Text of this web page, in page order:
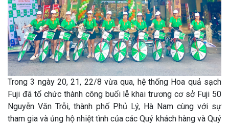
Trong 3 ngày 20, 21, 22/8 vừa qua, hệ thống Hoa quả sạch
Fuji đã tổ chức thành công buổi lễ khai trương cơ sở Fuji 50
Nguyễn Văn Trỗi, thành phố Phủ Lý, Hà Nam cùng với sự
tham gia và ủng hộ nhiệt tình của các Quý khách hàng và Quý